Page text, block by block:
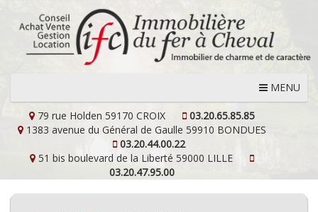
MENU
79 rue Holden 59170 CROIX
03.20.65.85.85
1383 avenue du Général de Gaulle 59910 BONDUES
03.20.44.00.22
51 bis boulevard de la Liberté 59000 LILLE
03.20.47.95.00